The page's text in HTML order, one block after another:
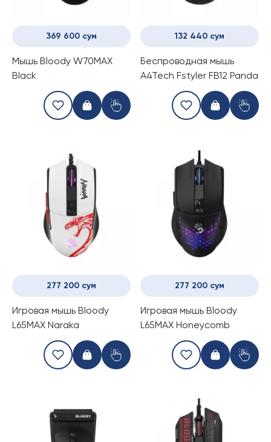
369 600 сум
Мышь Bloody W70MAX
Black
132 440 сум
Беспроводная мышь
A4Tech Fstyler FB12 Panda
277 200 сум
Игровая мышь Bloody
L65MAX Naraka
277 200 сум
Игровая мышь Bloody
L65MAX Honeycomb